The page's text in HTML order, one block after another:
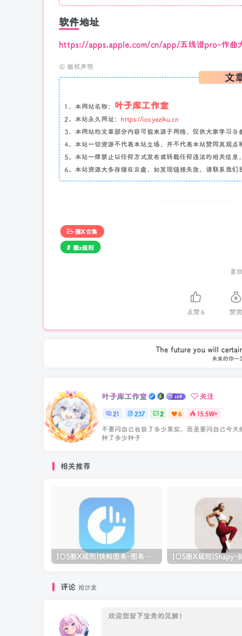
软件地址
https://apps.apple.com/cn/app/五线谱pro-作曲
© 版权声明
文
1、本网站名称： 叶子库工作室
2、本站永久网址： https://ios.yeziku.cn
3、本网站的文章部分内容可能来源于网络，仅供大家学习
4、本站一切资源不代表本站立场，并不代表本站赞同其观点
5、本站一律禁止以任何方式发布或转载任何违法的相关信息
6、本站资源大多存储在云盘，如发现链接失效，请联系我们
圈X合集
# 圈x规则
喜
点赞 6 赞赏
The future you will
未来的你一
叶子库工作室 关注
21 237 2 6
15.5W+
不要问自己收获了多少果实，而是要问自己今天
种了多少种子
相关推荐
IOS圈X规则|快制图表-图表制作并导出图片 IOS圈X规则|Shapy-
评论 抢沙发